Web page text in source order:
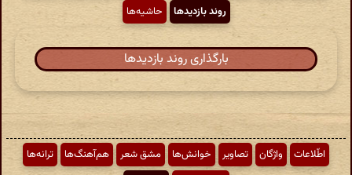
روند بازدیدها
حاشیه‌ها
بارگذاری روند بازدیدها
اطّلاعات واژگان تصاویر خوانش‌ها مشق شعر هم‌آهنگ‌ها
ترانه‌ها